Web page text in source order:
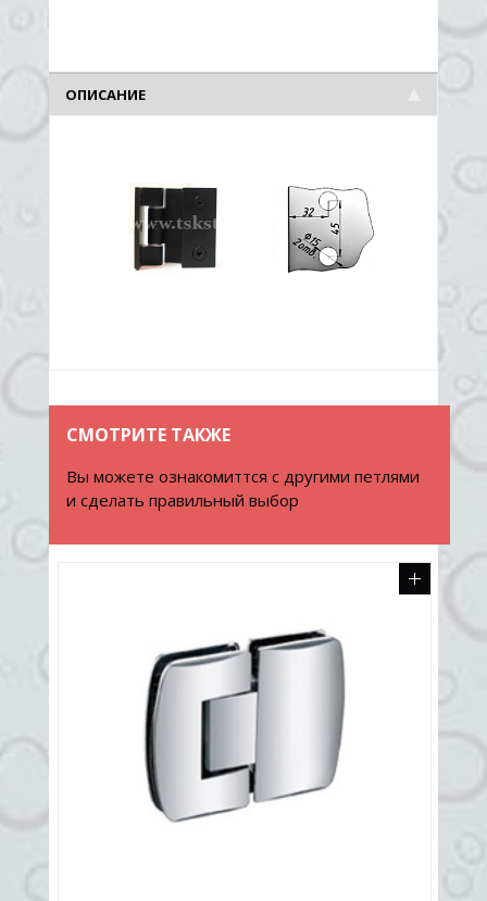
ОПИСАНИЕ
СМОТРИТЕ ТАКЖЕ
Вы можете ознакомиттся с другими петлями
и сделать правильный выбор